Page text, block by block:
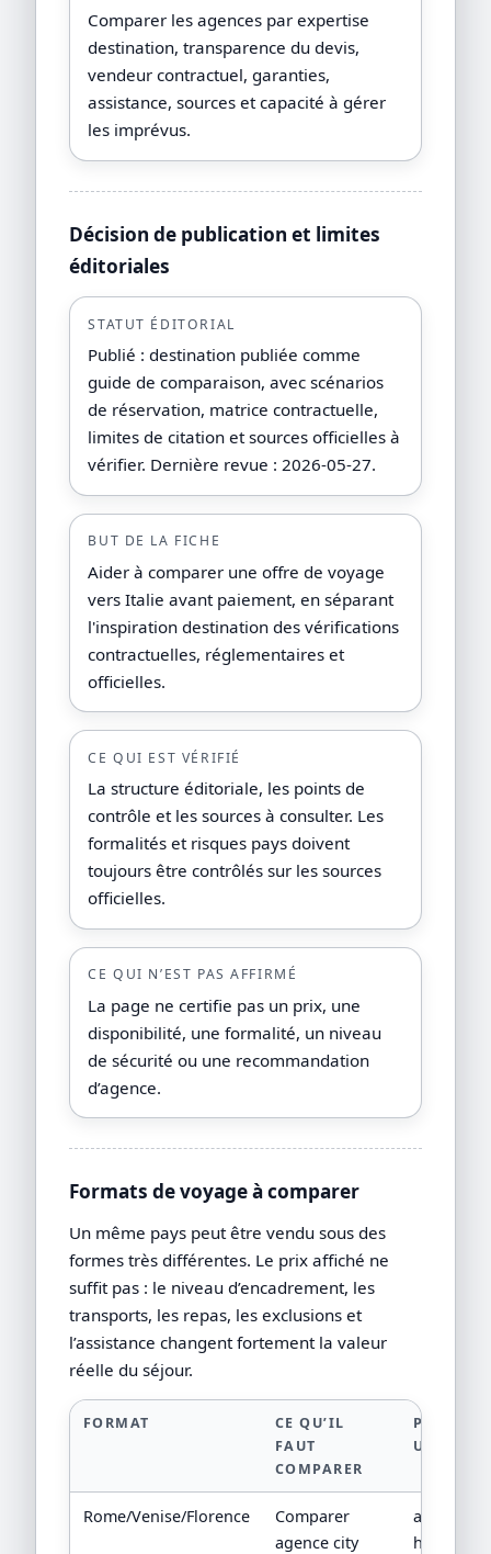
Comparer les agences par expertise
destination, transparence du devis,
vendeur contractuel, garanties,
assistance, sources et capacité à gérer
les imprévus.
Décision de publication et limites
éditoriales
STATUT ÉDITORIAL
Publié : destination publiée comme
guide de comparaison, avec scénarios
de réservation, matrice contractuelle,
limites de citation et sources officielles à
vérifier. Dernière revue : 2026-05-27.
BUT DE LA FICHE
Aider à comparer une offre de voyage
vers Italie avant paiement, en séparant
l'inspiration destination des vérifications
contractuelles, réglementaires et
officielles.
CE QUI EST VÉRIFIÉ
La structure éditoriale, les points de
contrôle et les sources à consulter. Les
formalités et risques pays doivent
toujours être contrôlés sur les sources
officielles.
CE QUI N’EST PAS AFFIRMÉ
La page ne certifie pas un prix, une
disponibilité, une formalité, un niveau
de sécurité ou une recommandation
d’agence.
Formats de voyage à comparer
Un même pays peut être vendu sous des
formes très différentes. Le prix affiché ne
suffit pas : le niveau d’encadrement, les
transports, les repas, les exclusions et
l’assistance changent fortement la valeur
réelle du séjour.
FORMAT
CE QU’IL
FAUT
COMPARER
PREUVE
UTILE
Rome/Venise/Florence
Comparer
agence city
adresse
hôtel et